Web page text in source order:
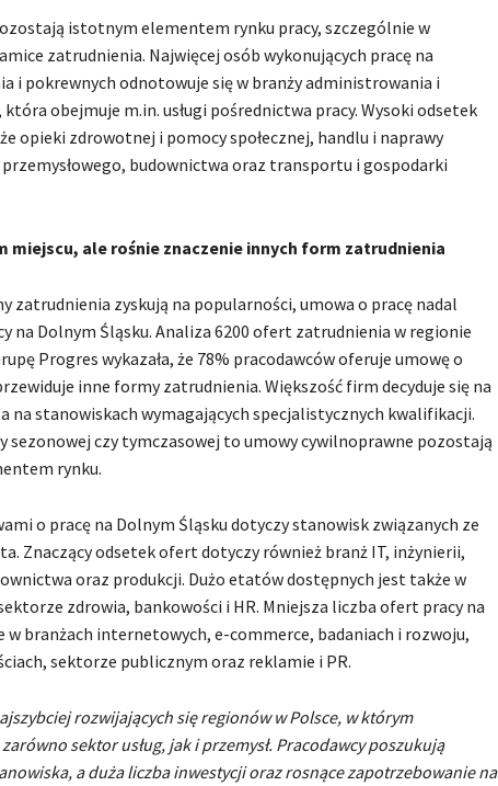
istotnym elementem rynku pracy, szczególnie w
zatrudnienia. Najwięcej osób wykonujących pracę na
i pokrewnych odnotowuje się w branży administrowania i
obejmuje m.in. usługi pośrednictwa pracy. Wysoki odsetek
opieki zdrowotnej i pomocy społecznej, handlu i naprawy
budownictwa oraz transportu i gospodarki
miejscu, ale rośnie znaczenie innych form zatrudnienia
zatrudnienia zyskują na popularności, umowa o pracę nadal
na Dolnym Śląsku. Analiza 6200 ofert zatrudnienia w regionie
Progres wykazała, że 78% pracodawców oferuje umowę o
inne formy zatrudnienia. Większość firm decyduje się na
na stanowiskach wymagających specjalistycznych kwalifikacji.
sezonowej czy tymczasowej to umowy cywilnoprawne pozostają
rynku.
o pracę na Dolnym Śląsku dotyczy stanowisk związanych ze
Znaczący odsetek ofert dotyczy również branż IT, inżynierii,
oraz produkcji. Dużo etatów dostępnych jest także w
zdrowia, bankowości i HR. Mniejsza liczba ofert pracy na
w branżach internetowych, e-commerce, badaniach i rozwoju,
sektorze publicznym oraz reklamie i PR.
rozwijających się regionów w Polsce, w którym
sektor usług, jak i przemysł. Pracodawcy poszukują
a duża liczba inwestycji oraz rosnące zapotrzebowanie na